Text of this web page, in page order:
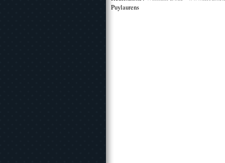
Puylaurens